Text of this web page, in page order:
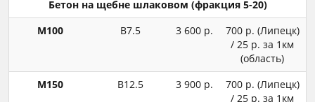
Бетон на щебне шлаковом (фракция 5-20)
М100
В7.5 3 600 р.
700 р. (Липецк)
/ 25 р. за 1км
(область)
М150
В12.5 3 900 р.
700 р. (Липецк)
/ 25 р. за 1км